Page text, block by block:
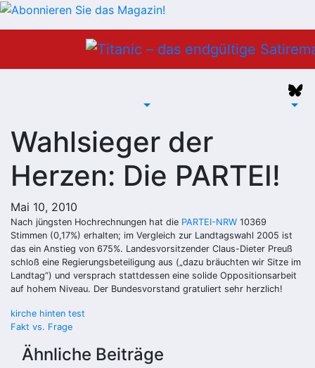
Wahlsieger der
Herzen: Die PARTEI!
Mai 10, 2010
Nach jüngsten Hochrechnungen hat die PARTEI-NRW 10369
Stimmen (0,17%) erhalten; im Vergleich zur Landtagswahl 2005 ist
das ein Anstieg von 675%. Landesvorsitzender Claus-Dieter Preuß
schloß eine Regierungsbeteiligung aus („dazu bräuchten wir Sitze im
Landtag“) und versprach stattdessen eine solide Oppositionsarbeit
auf hohem Niveau. Der Bundesvorstand gratuliert sehr herzlich!
Beitragsnavigation
kirche hinten test
Fakt vs. Frage
Ähnliche Beiträge